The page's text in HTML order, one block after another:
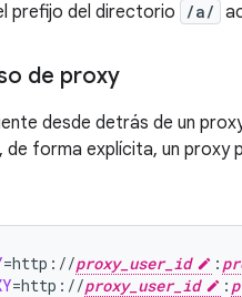
prefijo del directorio /a/
de proxy
desde detrás de un
forma explícita, un proxy
=http://proxy_user_id :
=http://proxy_user_id :